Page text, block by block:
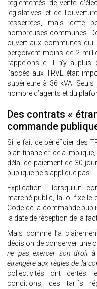
réglementés de vente
législatives et de
resserrées, mais cette
nombreuses communes.
ouvert aux communes qui
perçoivent moins de 2
rappelons-le, il n’y a plus
l’accès aux TRVE était
supérieure à 36 kVA.
nombre d’agents et du
Des contrats «
commande
Si le fait de bénéficier des
plan financier, cela
délai de paiement de 30
publique ne s’applique pas.
Explication : lorsqu’un
marché public, la loi fixe le
Code de la commande
la date de réception de la
Mais comme l’a
décision de conserver une
ne pas exercer son droit à
étrangère aux règles de la
collectivités ont certes
conditions, des tarifs